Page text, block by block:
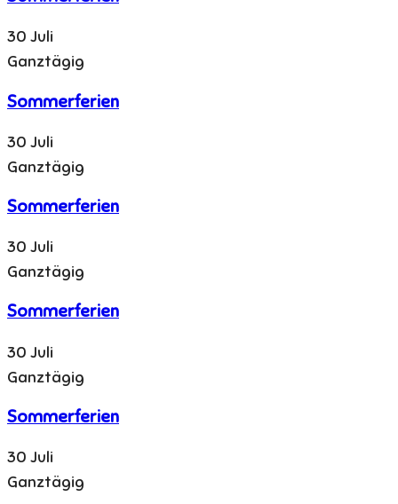
30 Juli
Ganztägig
Sommerferien
30 Juli
Ganztägig
Sommerferien
30 Juli
Ganztägig
Sommerferien
30 Juli
Ganztägig
Sommerferien
30 Juli
Ganztägig